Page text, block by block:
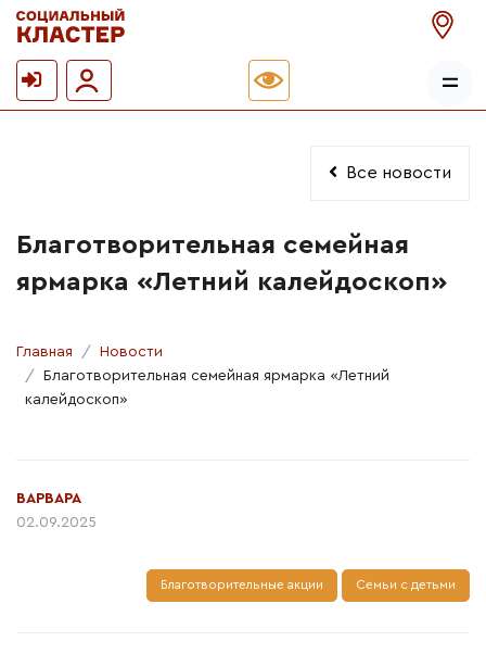
Все новости
Благотворительная семейная
ярмарка «Летний калейдоскоп»
Главная
Новости
Благотворительная семейная ярмарка «Летний
калейдоскоп»
Автор:
ВАРВАРА
Дата публикации:
02.09.2025
Благотворительные акции Семьи с детьми